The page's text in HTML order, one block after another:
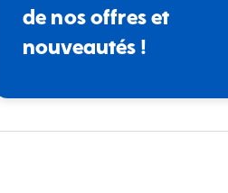
de nos offres et
nouveautés !